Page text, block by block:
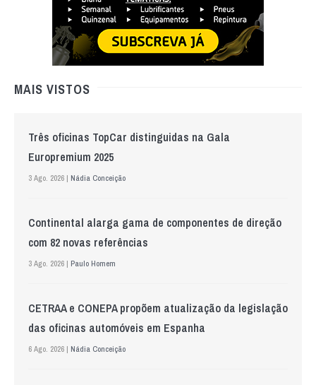
MAIS VISTOS
Três oficinas TopCar distinguidas na Gala
Europremium 2025
3 Ago. 2026 | Nádia Conceição
Continental alarga gama de componentes de direção
com 82 novas referências
3 Ago. 2026 | Paulo Homem
CETRAA e CONEPA propõem atualização da legislação
das oficinas automóveis em Espanha
6 Ago. 2026 | Nádia Conceição